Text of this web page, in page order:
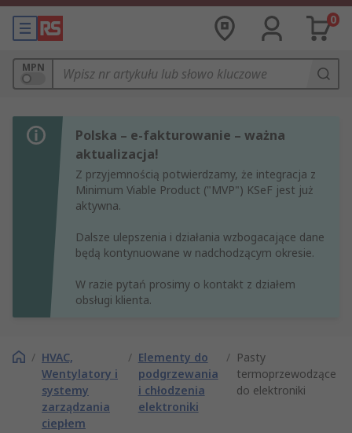
0
MPN
Polska – e-fakturowanie – ważna
aktualizacja!
Z przyjemnością potwierdzamy, że integracja z
Minimum Viable Product ("MVP") KSeF jest już
aktywna.
Dalsze ulepszenia i działania wzbogacające dane
będą kontynuowane w nadchodzącym okresie.
W razie pytań prosimy o kontakt z działem
obsługi klienta.
/ HVAC,
Wentylatory i
systemy
zarządzania
ciepłem
/ Elementy do
podgrzewania
i chłodzenia
elektroniki
/ Pasty
termoprzewodzące
do elektroniki